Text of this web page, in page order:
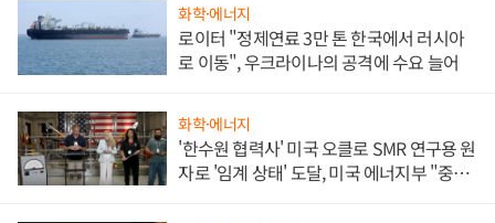
화학·에너지
로이터 "정제연료 3만 톤 한국에서 러시아
로 이동", 우크라이나의 공격에 수요 늘어
화학·에너지
'한수원 협력사' 미국 오클로 SMR 연구용 원
자로 '임계 상태' 도달, 미국 에너지부 "중요